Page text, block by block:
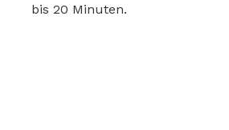
bis 20 Minuten.